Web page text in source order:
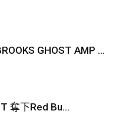
GHOST AMP ...
奪下Red Bu...